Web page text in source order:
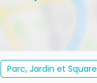
Parc, Jardin et Square